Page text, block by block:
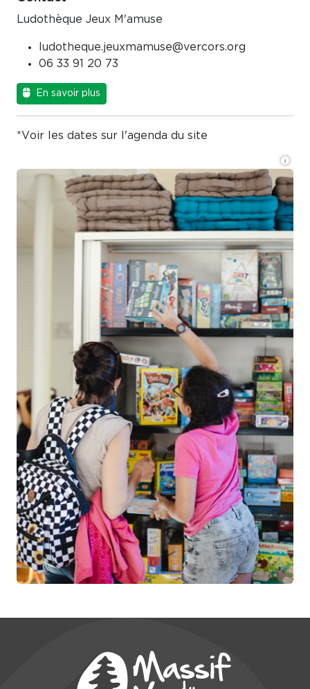
Ludothèque Jeux M'amuse
ludotheque.jeuxmamuse@vercors.org
06 33 91 20 73
En savoir plus
*Voir les dates sur l'agenda du site